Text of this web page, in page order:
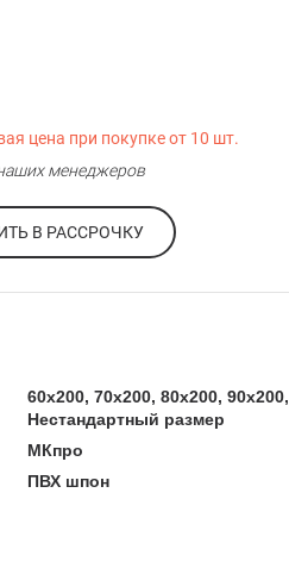
цена при покупке от 10 шт.
менеджеров
ОФОРМИТЬ В РАССРОЧКУ
60x200, 70x200, 80x200, 90x200,
Нестандартный размер
МКпро
ПВХ шпон